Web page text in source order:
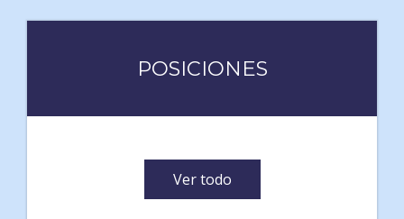
POSICIONES
Ver todo